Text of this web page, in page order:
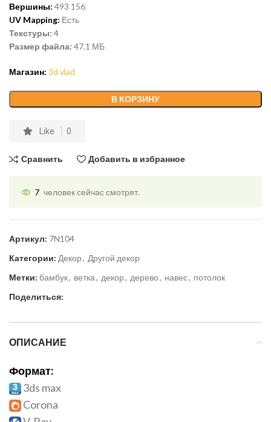
Вершины: 493 156
UV Mapping: Есть
Текстуры: 4
Размер файла: 47.1 МБ
Магазин: 3d vlad
В КОРЗИНУ
Like 0
Сравнить Добавить в избранное
7 человек сейчас смотрят.
Артикул: 7N104
Категории: Декор, Другой декор
Метки: бамбук, ветка, декор, дерево, навес, потолок
Поделиться:
ОПИСАНИЕ
Формат:
3ds max
Corona